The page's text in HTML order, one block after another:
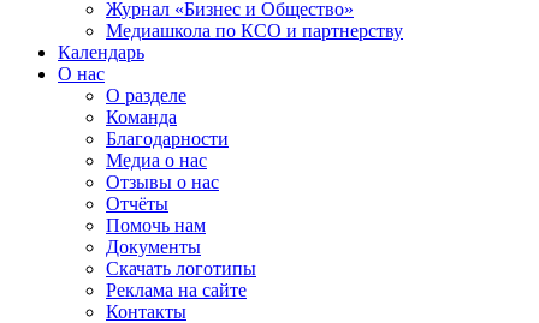
Журнал «Бизнес и Общество»
Медиашкола по КСО и партнерству
Календарь
О нас
О разделе
Команда
Благодарности
Медиа о нас
Отзывы о нас
Отчёты
Помочь нам
Документы
Скачать логотипы
Реклама на сайте
Контакты